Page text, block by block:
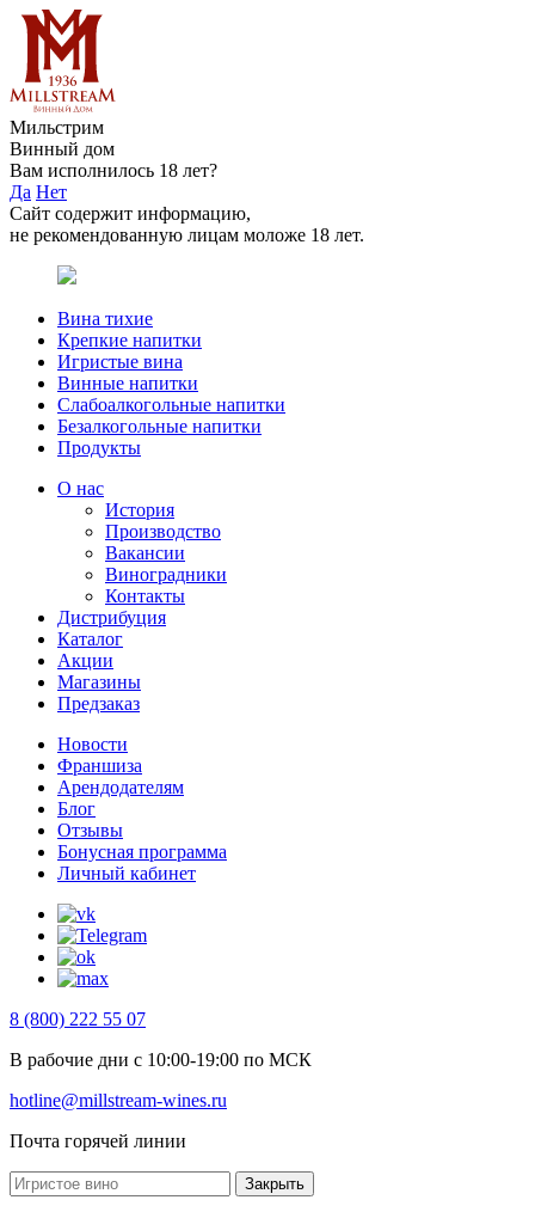
Мильстрим
Винный дом
Вам исполнилось 18 лет?
Да Нет
Сайт содержит информацию,
не рекомендованную лицам моложе 18 лет.
Вина тихие
Крепкие напитки
Игристые вина
Винные напитки
Слабоалкогольные напитки
Безалкогольные напитки
Продукты
О нас
История
Производство
Вакансии
Виноградники
Контакты
Дистрибуция
Каталог
Акции
Магазины
Предзаказ
Новости
Франшиза
Арендодателям
Блог
Отзывы
Бонусная программа
Личный кабинет
8 (800) 222 55 07
В рабочие дни с 10:00-19:00 по МСК
hotline@millstream-wines.ru
Почта горячей линии
Закрыть